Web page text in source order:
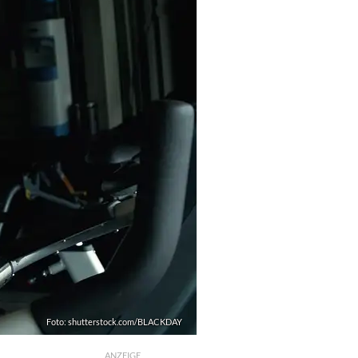
Foto: shutterstock.com/BLACKDAY
ANZEIGE